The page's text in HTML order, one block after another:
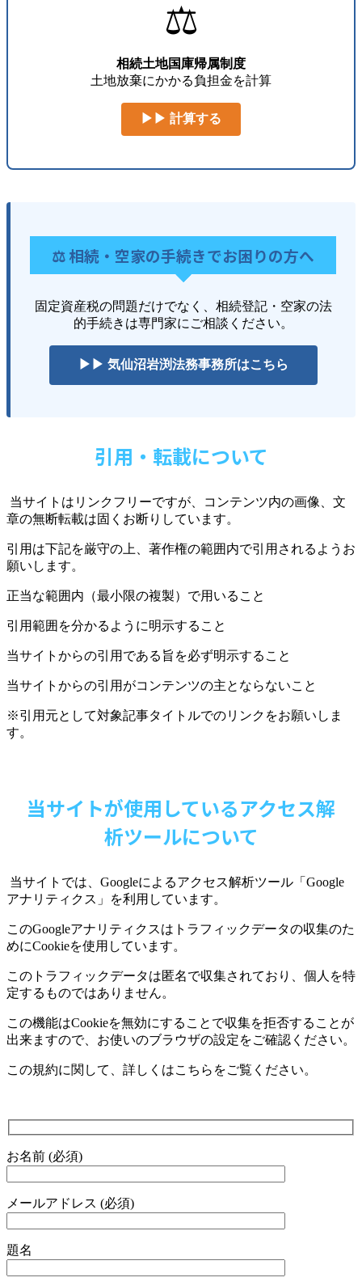
⚖️
相続土地国庫帰属制度
土地放棄にかかる負担金を計算
▶▶ 計算する
⚖️ 相続・空家の手続きでお困りの方へ
固定資産税の問題だけでなく、相続登記・空家の法
的手続きは専門家にご相談ください。
▶▶ 気仙沼岩渕法務事務所はこちら
引用・転載について
当サイトはリンクフリーですが、コンテンツ内の画像、文
章の無断転載は固くお断りしています。
引用は下記を厳守の上、著作権の範囲内で引用されるようお
願いします。
正当な範囲内（最小限の複製）で用いること
引用範囲を分かるように明示すること
当サイトからの引用である旨を必ず明示すること
当サイトからの引用がコンテンツの主とならないこと
※引用元として対象記事タイトルでのリンクをお願いしま
す。
当サイトが使用しているアクセス解
析ツールについて
当サイトでは、 Googleによるアクセス解析ツール「 Google
アナリティクス」を利用しています。
このGoogleアナリティクスはトラフィックデータの収集のた
めにCookieを使用しています。
このトラフィックデータは匿名で収集されており、個人を特
定するものではありません。
この機能はCookieを無効にすることで収集を拒否することが
出来ますので、お使いのブラウザの設定をご確認ください。
この規約に関して、詳しくはこちらをご覧ください。
お名前 (必須)
メールアドレス (必須)
題名